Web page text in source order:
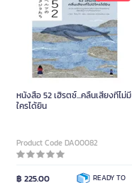
หนังสือ 52 เฮิรตซ์...คลื่นเสียงที่ไม่มี
ใครได้ยิน
Product Code DA00082
฿ 225.00 READY TO